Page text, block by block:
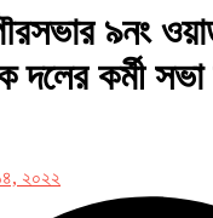
৯নং
দলের কর্মী
২০২২